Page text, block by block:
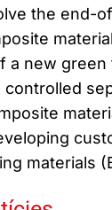
the end-
a new green
materials